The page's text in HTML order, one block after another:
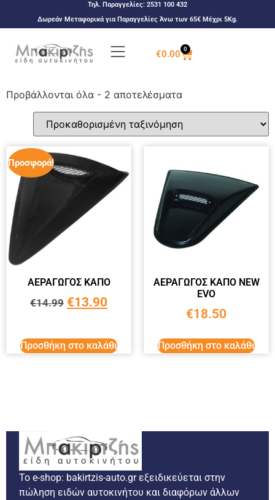
Τηλ. Παραγγελίες: 2531 100 432
Δωρεάν Μεταφορικά για Παραγγελίες Άνω των 65€ Μέχρι 5Kg.
€0.00 0
Προβάλλονται όλα - 2 αποτελέσματα
Προσφορά!
ΑΕΡΑΓΩΓΟΣ ΚΑΠΟ
€14.99 €13.90
Προσθήκη στο καλάθι
ΑΕΡΑΓΩΓΟΣ ΚΑΠΟ NEW
EVO
€18.50
Προσθήκη στο καλάθι
Το e-shop: bakirtzis-auto.gr εξειδικεύεται στην
πώληση ειδών αυτοκινήτου και διαφόρων άλλων